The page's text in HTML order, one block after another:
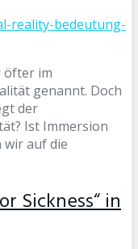
öfter im
genannt. Doch
der
Ist Immersion
wir auf die
Sickness“ in